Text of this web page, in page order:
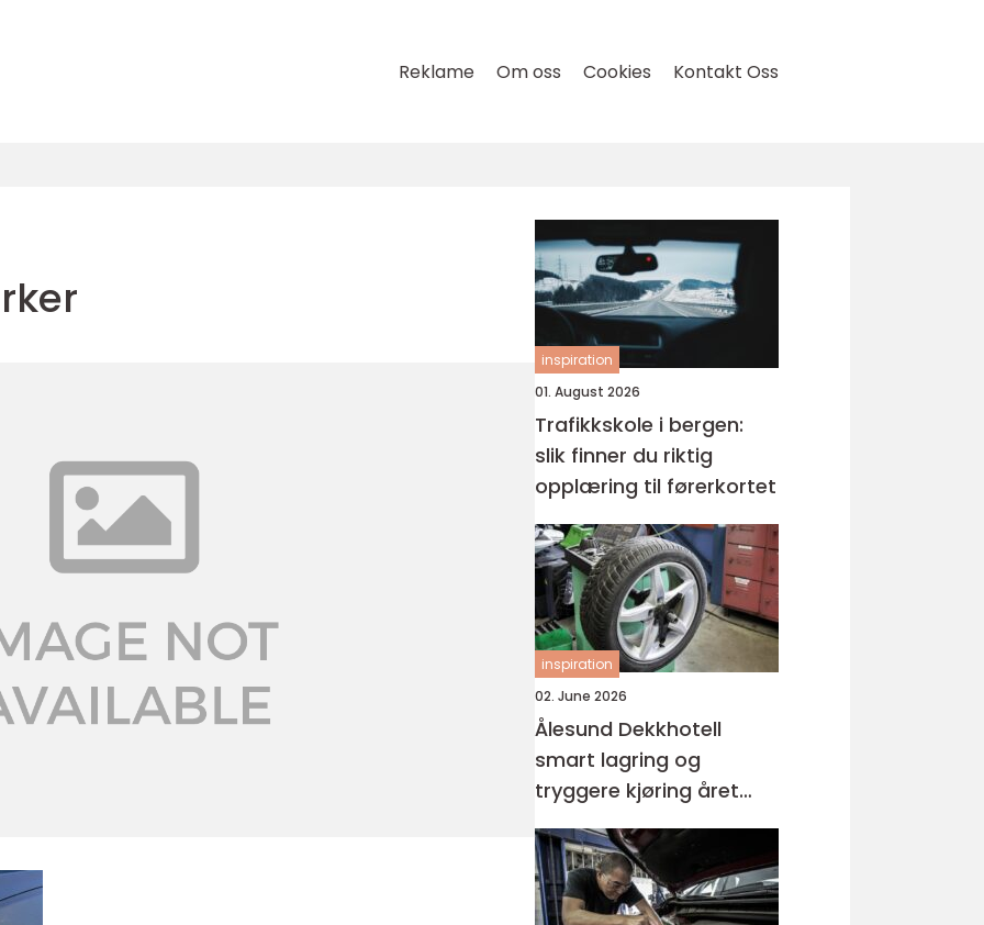
Reklame Om oss Cookies Kontakt Oss
inspiration
01. August 2026
Trafikkskole i bergen:
slik finner du riktig
opplæring til førerkortet
inspiration
02. June 2026
Ålesund Dekkhotell
smart lagring og
tryggere kjøring året
rundt